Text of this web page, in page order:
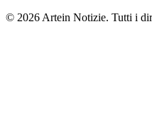
© 2026 Artein Notizie. Tutti i